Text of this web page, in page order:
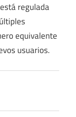
regulada
equivalente
usuarios.